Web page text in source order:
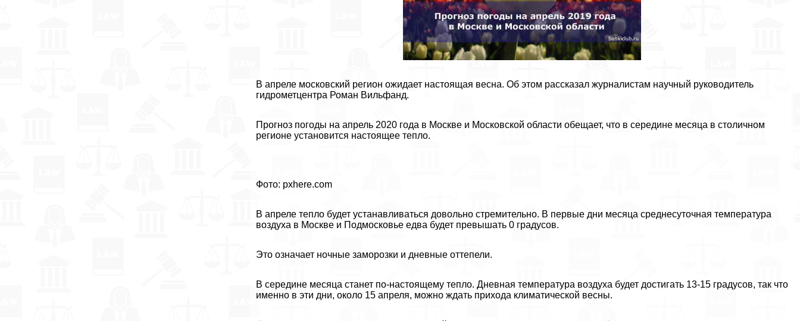
В апреле московский регион ожидает настоящая весна. Об этом рассказал журналистам научный руководитель
гидрометцентра Роман Вильфанд.
Прогноз погоды на апрель 2020 года в Москве и Московской области обещает, что в середине месяца в столичном
регионе установится настоящее тепло.
Фото: pxhere.com
В апреле тепло будет устанавливаться довольно стремительно. В первые дни месяца среднесуточная температура
воздуха в Москве и Подмосковье едва будет превышать 0 градусов.
Это означает ночные заморозки и дневные оттепели.
В середине месяца станет по-настоящему тепло. Дневная температура воздуха будет достигать 13-15 градусов, так что
именно в эти дни, около 15 апреля, можно ждать прихода климатической весны.